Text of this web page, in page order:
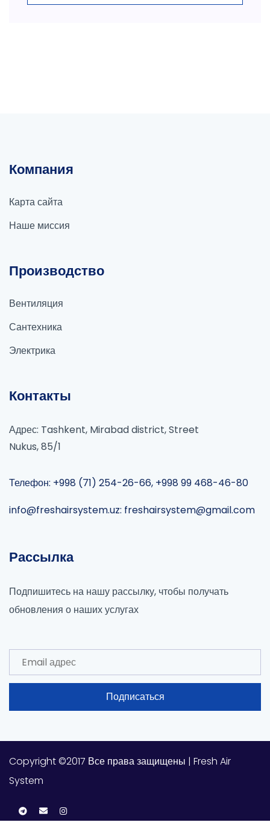
Компания
Карта сайта
Наше миссия
Производство
Вентиляция
Сантехника
Электрика
Контакты
Адрес: Tashkent, Mirabad district, Street
Nukus, 85/1
Телефон: +998 (71) 254-26-66, +998 99 468-46-80
info@freshairsystem.uz: freshairsystem@gmail.com
Рассылка
Подпишитесь на нашу рассылку, чтобы получать
обновления о наших услугах
Подписаться
Copyright ©2017 Все права защищены | Fresh Air
System